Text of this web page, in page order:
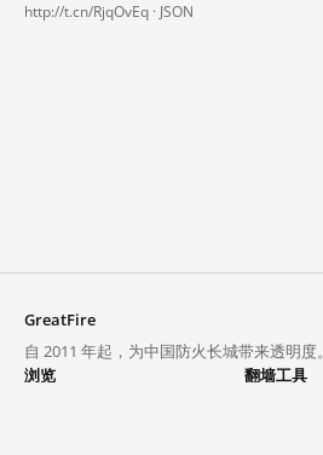
http://t.cn/RjqOvEq · JSON
GreatFire
自 2011 年起，为中国防火长城带来透明度。
浏览
翻墙工具